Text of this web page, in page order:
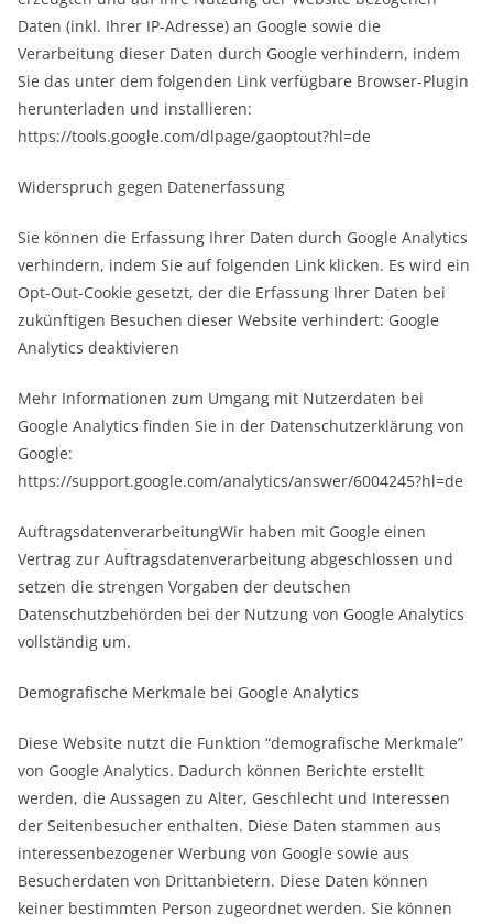
Daten (inkl. Ihrer IP-Adresse) an Google sowie die
Verarbeitung dieser Daten durch Google verhindern, indem
Sie das unter dem folgenden Link verfügbare Browser-Plugin
herunterladen und installieren:
https://tools.google.com/dlpage/gaoptout?hl=de
Widerspruch gegen Datenerfassung
Sie können die Erfassung Ihrer Daten durch Google Analytics
verhindern, indem Sie auf folgenden Link klicken. Es wird ein
Opt-Out-Cookie gesetzt, der die Erfassung Ihrer Daten bei
zukünftigen Besuchen dieser Website verhindert: Google
Analytics deaktivieren
Mehr Informationen zum Umgang mit Nutzerdaten bei
Google Analytics finden Sie in der Datenschutzerklärung von
Google:
https://support.google.com/analytics/answer/6004245?hl=de
AuftragsdatenverarbeitungWir haben mit Google einen
Vertrag zur Auftragsdatenverarbeitung abgeschlossen und
setzen die strengen Vorgaben der deutschen
Datenschutzbehörden bei der Nutzung von Google Analytics
vollständig um.
Demografische Merkmale bei Google Analytics
Diese Website nutzt die Funktion “demografische Merkmale”
von Google Analytics. Dadurch können Berichte erstellt
werden, die Aussagen zu Alter, Geschlecht und Interessen
der Seitenbesucher enthalten. Diese Daten stammen aus
interessenbezogener Werbung von Google sowie aus
Besucherdaten von Drittanbietern. Diese Daten können
keiner bestimmten Person zugeordnet werden. Sie können